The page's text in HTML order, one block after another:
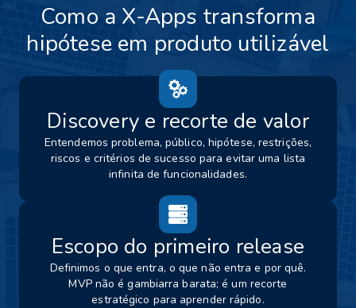
Como a X-Apps transforma
hipótese em produto utilizável
Discovery e recorte de valor
Entendemos problema, público, hipótese, restrições,
riscos e critérios de sucesso para evitar uma lista
infinita de funcionalidades.
Escopo do primeiro release
Definimos o que entra, o que não entra e por quê.
MVP não é gambiarra barata; é um recorte
estratégico para aprender rápido.